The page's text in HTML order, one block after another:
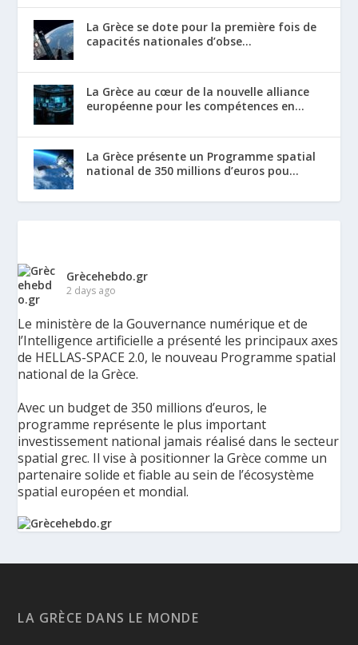
La Grèce se dote pour la première fois de
capacités nationales d’obse...
La Grèce au cœur de la nouvelle alliance
européenne pour les compétences en...
La Grèce présente un Programme spatial
national de 350 millions d’euros pou...
Grècehebdo.gr
2 days ago
Le ministère de la Gouvernance numérique et de
l’Intelligence artificielle a présenté les principaux axes
de HELLAS-SPACE 2.0, le nouveau Programme spatial
national de la Grèce.
Avec un budget de 350 millions d’euros, le
programme représente le plus important
investissement national jamais réalisé dans le secteur
spatial grec. Il vise à positionner la Grèce comme un
partenaire solide et fiable au sein de l’écosystème
spatial européen et mondial.
350 millions d’euros pour renforcer la sécurité,
l’Intelligence artificielle a présenté les principaux axes de
LA GRÈCE DANS LE MONDE